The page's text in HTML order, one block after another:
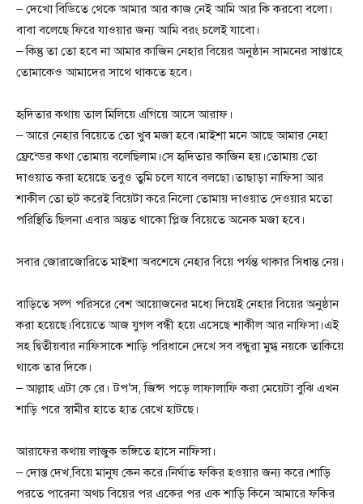
– দেখো বিডিতে থেকে আমার আর কাজ নেই আমি আর কি করবো বলো।
বাবা বলেছে ফিরে যাওয়ার জন্য আমি বরং চলেই যাবো।
– কিন্তু তা তো হবে না আমার কাজিন নেহার বিয়ের অনুষ্ঠান সামনের সাপ্তাহে
তোমাকেও আমাদের সাথে থাকতে হবে।
হৃদিতার কথায় তাল মিলিয়ে এগিয়ে আসে আরাফ।
– আরে নেহার বিয়েতে তো খুব মজা হবে।মাইশা মনে আছে আমার নেহা
ফ্রেন্ডের কথা তোমায় বলেছিলাম।সে হৃদিতার কাজিন হয়।তোমায় তো
দাওয়াত করা হয়েছে তবুও তুমি চলে যাবে বলছো।তাছাড়া নাফিসা আর
শাকীল তো হুট করেই বিয়েটা করে নিলো তোমায় দাওয়াত দেওয়ার মতো
পরিস্থিতি ছিলনা এবার অন্তত থাকো প্লিজ বিয়েতে অনেক মজা হবে।
সবার জোরাজোরিতে মাইশা অবশেষে নেহার বিয়ে পর্যন্ত থাকার সিধান্ত নেয়।
বাড়িতে সল্প পরিসরে বেশ আয়োজনের মধ্যে দিয়েই নেহার বিয়ের অনুষ্ঠান
করা হয়েছে।বিয়েতে আজ যুগল বন্ধী হয়ে এসেছে শাকীল আর নাফিসা।এই
সহ দ্বিতীয়বার নাফিসাকে শাড়ি পরিধানে দেখে সব বন্ধুরা মুগ্ধ নয়কে তাকিয়ে
থাকে তার দিকে।
– আল্লাহ এটা কে রে। টপ’স, জিন্স পড়ে লাফালাফি করা মেয়েটা বুঝি এখন
শাড়ি পরে স্বামীর হাতে হাত রেখে হাটছে।
আরাফের কথায় লাজুক ভঙ্গিতে হাসে নাফিসা।
– দোস্ত দেখ,বিয়ে মানুষ কেন করে।নির্ঘাত ফকির হওয়ার জন্য করে।শাড়ি
পরতে পারেনা অথচ বিয়ের পর একের পর এক শাড়ি কিনে আমারে ফকির